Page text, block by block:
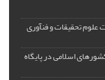
تحقیقات و فنآوری
اسلامی در پایگاه